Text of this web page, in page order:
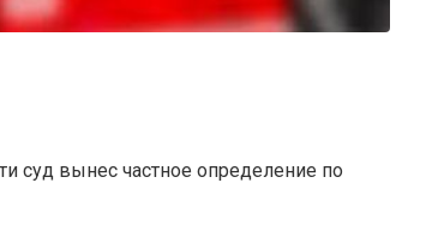
суд вынес частное определение по